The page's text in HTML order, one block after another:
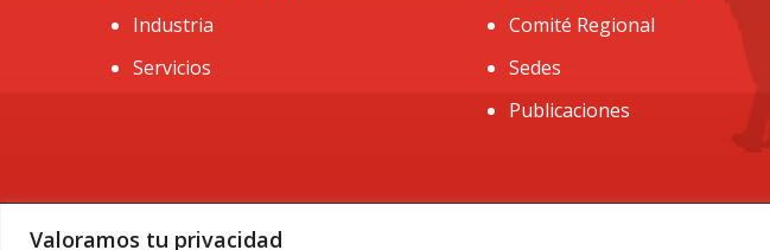
Valoramos tu privacidad
Industria
Servicios
Comité Regional
Sedes
Publicaciones